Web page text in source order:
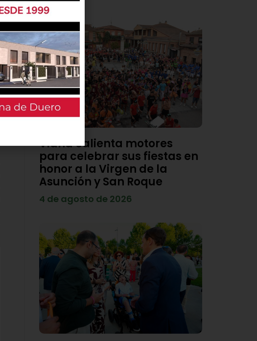
Viana calienta motores
para celebrar sus fiestas en
honor a la Virgen de la
Asunción y San Roque
4 de agosto de 2026